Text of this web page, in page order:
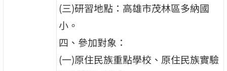
(三)研習地點：高雄市茂林區多納國
小。
四、參加對象：
(一)原住民族重點學校、原住民族實驗